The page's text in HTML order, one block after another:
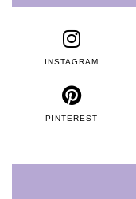
INSTAGRAM
PINTEREST